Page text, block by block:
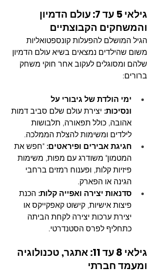
גילאי 5 עד 7: עולם הדמיון
והמשחקים הקבוצתיים
הגיל המושלם להפעלות קונספטואליות
משום שהילדים נמצאים בשיא עולם הדמיון
שלהם ומסוגלים לעקוב אחר חוקי משחק
ברורים:
ימי הולדת של גיבורי על
ונסיכות: יצירת עולם שלם סביב דמות
אהובה, כולל תפאורה, תלבושות
לילדים ומשימות להצלת הממלכה.
חגיגת אבירים ופיראטים: "חפש את
המטמון" משודרג עם מפות, משימות
פיזיות קלות, ופענוח רמזים ברחבי
הגינה או הפארק.
סדנאות יצירה ואפייה קלות: הכנת
פיצות אישיות, קישוט קאפקייקס או
יצירת ערכות יצירה לקחת הביתה
כתחליף לפרס הסטנדרטי.
גילאי 8 עד 11: אתגר, טכנולוגיה
ומעמד חברתי